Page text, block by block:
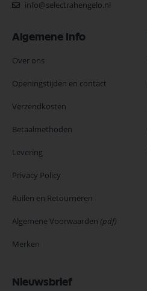
info@selectrahengelo.nl
Algemene Info
Over ons
Openingstijden en contact
Verzendkosten
Betaalmethoden
Levering
Privacy Policy
Ruilen en Retourneren
Algemene Voorwaarden (pdf)
Merken
Nieuwsbrief